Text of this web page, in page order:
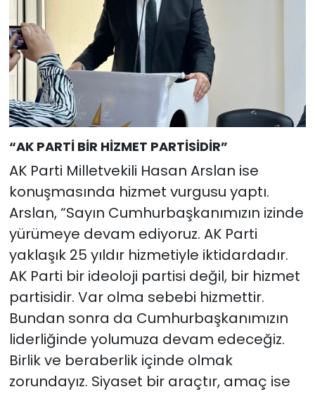
“AK PARTİ BİR HİZMET PARTİSİDİR”
AK Parti Milletvekili Hasan Arslan ise
konuşmasında hizmet vurgusu yaptı.
Arslan, “Sayın Cumhurbaşkanımızın izinde
yürümeye devam ediyoruz. AK Parti
yaklaşık 25 yıldır hizmetiyle iktidardadır.
AK Parti bir ideoloji partisi değil, bir hizmet
partisidir. Var olma sebebi hizmettir.
Bundan sonra da Cumhurbaşkanımızın
liderliğinde yolumuza devam edeceğiz.
Birlik ve beraberlik içinde olmak
zorundayız. Siyaset bir araçtır, amaç ise